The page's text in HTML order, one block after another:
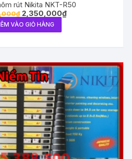
rút Nikita NKT-R50
₫ 2,350,000₫
VÀO GIỎ HÀNG